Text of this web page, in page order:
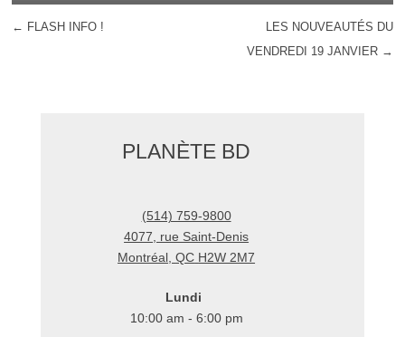
POST NAVIGATION
← FLASH INFO !
LES NOUVEAUTÉS DU
VENDREDI 19 JANVIER →
PLANÈTE BD
(514) 759-9800
4077, rue Saint-Denis
Montréal ,QC H2W 2M7
Lundi
10:00 am - 6:00 pm